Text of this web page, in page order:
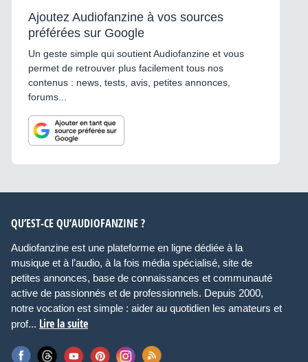
Ajoutez Audiofanzine à vos sources
préférées sur Google
Un geste simple qui soutient Audiofanzine et vous
permet de retrouver plus facilement tous nos
contenus : news, tests, avis, petites annonces,
forums...
QU’EST-CE QU’AUDIOFANZINE ?
Audiofanzine est une plateforme en ligne dédiée à la
musique et à l’audio, à la fois média spécialisé, site de
petites annonces, base de connaissances et communauté
active de passionnés et de professionnels. Depuis 2000,
notre vocation est simple : aider au quotidien les amateurs et
prof... Lire la suite